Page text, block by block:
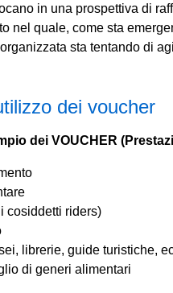
in una prospettiva di
nel quale, come sta
sta tentando di
dei voucher
dei VOUCHER
cosiddetti riders)
librerie, guide turistiche,
di generi alimentari